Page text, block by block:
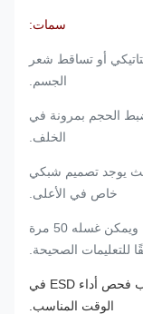
سمات:
أو تساقط شعر
الجسم.
الحجم بمرونة في
الخلف.
حيث يوجد تصميم شبكي
خاص في الأعلى.
4) إنه قابل للغسل وقابل لإعادة الاستخدام ، ويمكن غسله 50 مرة
للتعليمات الصحيحة.
مع إعادة التدوير والغسيل والارتداء ، يجب فحص أداء ESD في
الوقت المناسب.